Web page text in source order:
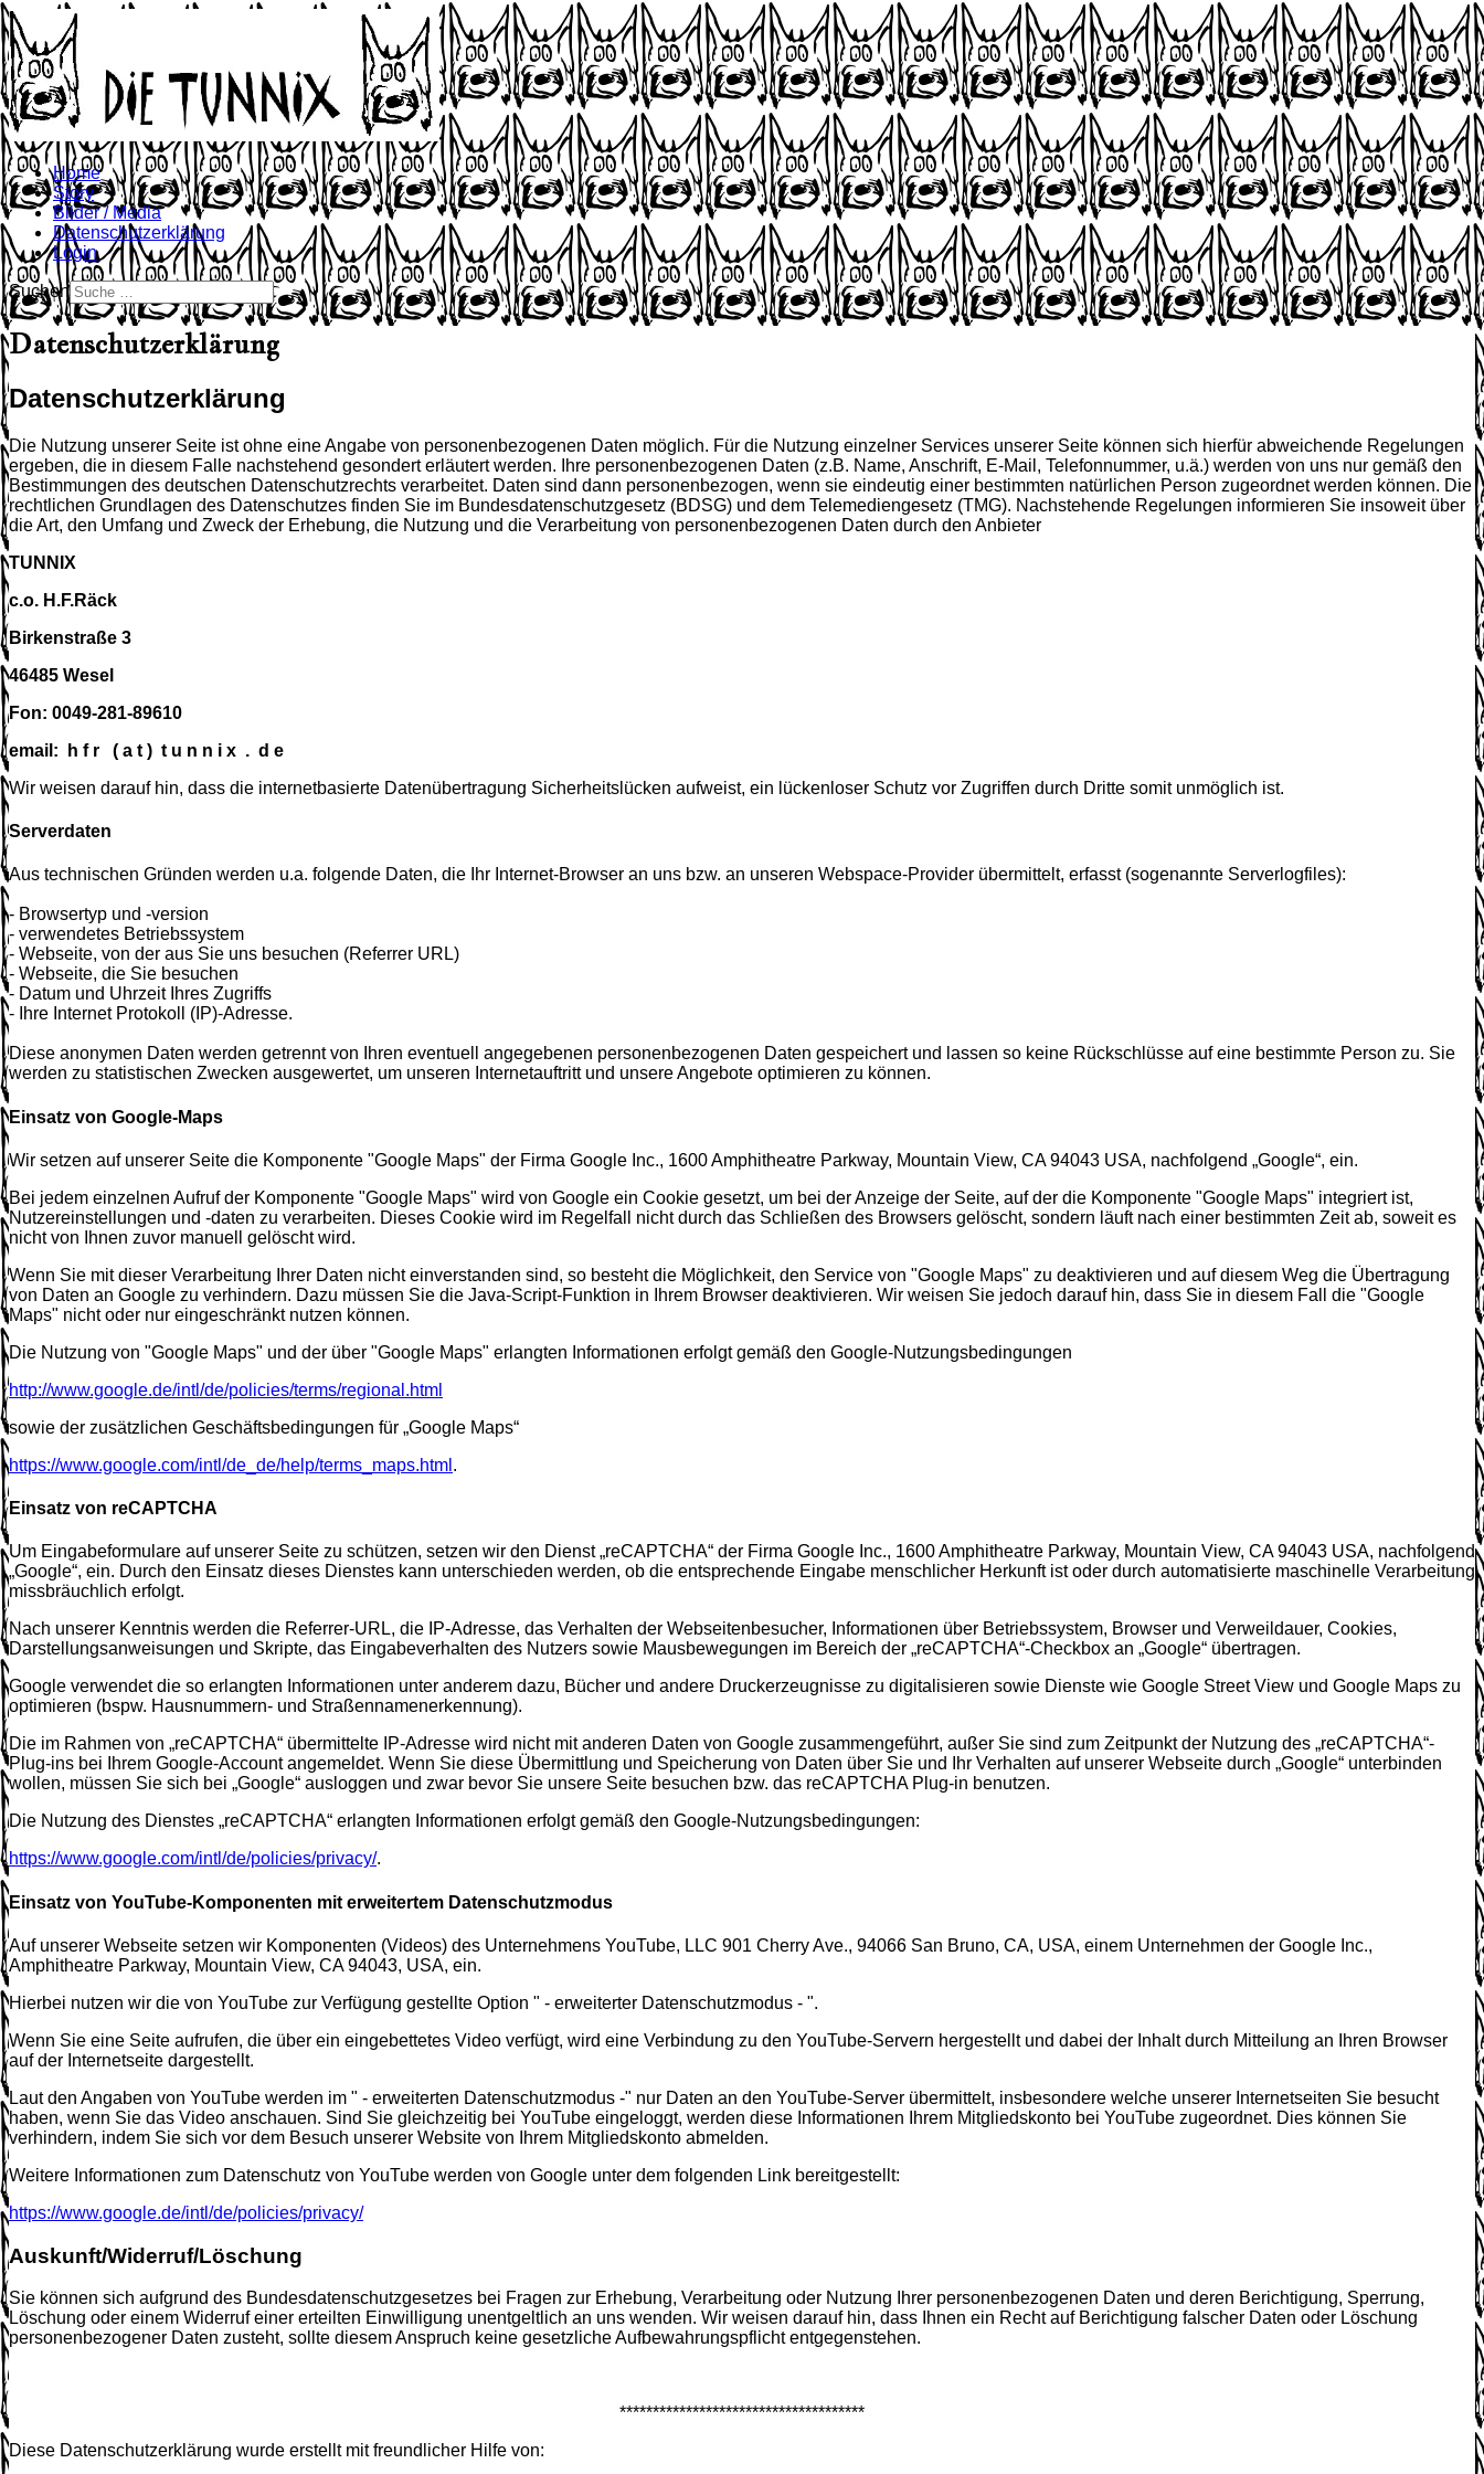
Home
Story
Bilder / Media
Datenschutzerklärung
Login
Suchen
Datenschutzerklärung
Datenschutzerklärung
Die Nutzung unserer Seite ist ohne eine Angabe von personenbezogenen Daten möglich. Für die Nutzung einzelner Services unserer Seite können sich hierfür abweichende Regelungen
ergeben, die in diesem Falle nachstehend gesondert erläutert werden. Ihre personenbezogenen Daten (z.B. Name, Anschrift, E-Mail, Telefonnummer, u.ä.) werden von uns nur gemäß den
Bestimmungen des deutschen Datenschutzrechts verarbeitet. Daten sind dann personenbezogen, wenn sie eindeutig einer bestimmten natürlichen Person zugeordnet werden können. Die
rechtlichen Grundlagen des Datenschutzes finden Sie im Bundesdatenschutzgesetz (BDSG) und dem Telemediengesetz (TMG). Nachstehende Regelungen informieren Sie insoweit über
die Art, den Umfang und Zweck der Erhebung, die Nutzung und die Verarbeitung von personenbezogenen Daten durch den Anbieter
TUNNIX
c.o. H.F.Räck
Birkenstraße 3
46485 Wesel
Fon: 0049-281-89610
email: h f r ( a t ) t u n n i x . d e
Wir weisen darauf hin, dass die internetbasierte Datenübertragung Sicherheitslücken aufweist, ein lückenloser Schutz vor Zugriffen durch Dritte somit unmöglich ist.
Serverdaten
Aus technischen Gründen werden u.a. folgende Daten, die Ihr Internet-Browser an uns bzw. an unseren Webspace-Provider übermittelt, erfasst (sogenannte Serverlogfiles):
- Browsertyp und -version
- verwendetes Betriebssystem
- Webseite, von der aus Sie uns besuchen (Referrer URL)
- Webseite, die Sie besuchen
- Datum und Uhrzeit Ihres Zugriffs
- Ihre Internet Protokoll (IP)-Adresse.
Diese anonymen Daten werden getrennt von Ihren eventuell angegebenen personenbezogenen Daten gespeichert und lassen so keine Rückschlüsse auf eine bestimmte Person zu. Sie
werden zu statistischen Zwecken ausgewertet, um unseren Internetauftritt und unsere Angebote optimieren zu können.
Einsatz von Google-Maps
Wir setzen auf unserer Seite die Komponente "Google Maps" der Firma Google Inc., 1600 Amphitheatre Parkway, Mountain View, CA 94043 USA, nachfolgend „Google“, ein.
Bei jedem einzelnen Aufruf der Komponente "Google Maps" wird von Google ein Cookie gesetzt, um bei der Anzeige der Seite, auf der die Komponente "Google Maps" integriert ist,
Nutzereinstellungen und -daten zu verarbeiten. Dieses Cookie wird im Regelfall nicht durch das Schließen des Browsers gelöscht, sondern läuft nach einer bestimmten Zeit ab, soweit es
nicht von Ihnen zuvor manuell gelöscht wird.
Wenn Sie mit dieser Verarbeitung Ihrer Daten nicht einverstanden sind, so besteht die Möglichkeit, den Service von "Google Maps" zu deaktivieren und auf diesem Weg die Übertragung
von Daten an Google zu verhindern. Dazu müssen Sie die Java-Script-Funktion in Ihrem Browser deaktivieren. Wir weisen Sie jedoch darauf hin, dass Sie in diesem Fall die "Google
Maps" nicht oder nur eingeschränkt nutzen können.
Die Nutzung von "Google Maps" und der über "Google Maps" erlangten Informationen erfolgt gemäß den Google-Nutzungsbedingungen
http://www.google.de/intl/de/policies/terms/regional.html
sowie der zusätzlichen Geschäftsbedingungen für „Google Maps“
https://www.google.com/intl/de_de/help/terms_maps.html .
Einsatz von reCAPTCHA
Um Eingabeformulare auf unserer Seite zu schützen, setzen wir den Dienst „reCAPTCHA“ der Firma Google Inc., 1600 Amphitheatre Parkway, Mountain View, CA 94043 USA, nachfolgend
„Google“, ein. Durch den Einsatz dieses Dienstes kann unterschieden werden, ob die entsprechende Eingabe menschlicher Herkunft ist oder durch automatisierte maschinelle Verarbeitung
missbräuchlich erfolgt.
Nach unserer Kenntnis werden die Referrer-URL, die IP-Adresse, das Verhalten der Webseitenbesucher, Informationen über Betriebssystem, Browser und Verweildauer, Cookies,
Darstellungsanweisungen und Skripte, das Eingabeverhalten des Nutzers sowie Mausbewegungen im Bereich der „reCAPTCHA“-Checkbox an „Google“ übertragen.
Google verwendet die so erlangten Informationen unter anderem dazu, Bücher und andere Druckerzeugnisse zu digitalisieren sowie Dienste wie Google Street View und Google Maps zu
optimieren (bspw. Hausnummern- und Straßennamenerkennung).
Die im Rahmen von „reCAPTCHA“ übermittelte IP-Adresse wird nicht mit anderen Daten von Google zusammengeführt, außer Sie sind zum Zeitpunkt der Nutzung des „reCAPTCHA“-
Plug-ins bei Ihrem Google-Account angemeldet. Wenn Sie diese Übermittlung und Speicherung von Daten über Sie und Ihr Verhalten auf unserer Webseite durch „Google“ unterbinden
wollen, müssen Sie sich bei „Google“ ausloggen und zwar bevor Sie unsere Seite besuchen bzw. das reCAPTCHA Plug-in benutzen.
Die Nutzung des Dienstes „reCAPTCHA“ erlangten Informationen erfolgt gemäß den Google-Nutzungsbedingungen:
https://www.google.com/intl/de/policies/privacy/.
Einsatz von YouTube-Komponenten mit erweitertem Datenschutzmodus
Auf unserer Webseite setzen wir Komponenten (Videos) des Unternehmens YouTube, LLC 901 Cherry Ave., 94066 San Bruno, CA, USA, einem Unternehmen der Google Inc.,
Amphitheatre Parkway, Mountain View, CA 94043, USA, ein.
Hierbei nutzen wir die von YouTube zur Verfügung gestellte Option " - erweiterter Datenschutzmodus - ".
Wenn Sie eine Seite aufrufen, die über ein eingebettetes Video verfügt, wird eine Verbindung zu den YouTube-Servern hergestellt und dabei der Inhalt durch Mitteilung an Ihren Browser
auf der Internetseite dargestellt.
Laut den Angaben von YouTube werden im " - erweiterten Datenschutzmodus -" nur Daten an den YouTube-Server übermittelt, insbesondere welche unserer Internetseiten Sie besucht
haben, wenn Sie das Video anschauen. Sind Sie gleichzeitig bei YouTube eingeloggt, werden diese Informationen Ihrem Mitgliedskonto bei YouTube zugeordnet. Dies können Sie
verhindern, indem Sie sich vor dem Besuch unserer Website von Ihrem Mitgliedskonto abmelden.
Weitere Informationen zum Datenschutz von YouTube werden von Google unter dem folgenden Link bereitgestellt:
https://www.google.de/intl/de/policies/privacy/
Auskunft/Widerruf/Löschung
Sie können sich aufgrund des Bundesdatenschutzgesetzes bei Fragen zur Erhebung, Verarbeitung oder Nutzung Ihrer personenbezogenen Daten und deren Berichtigung, Sperrung,
Löschung oder einem Widerruf einer erteilten Einwilligung unentgeltlich an uns wenden. Wir weisen darauf hin, dass Ihnen ein Recht auf Berichtigung falscher Daten oder Löschung
personenbezogener Daten zusteht, sollte diesem Anspruch keine gesetzliche Aufbewahrungspflicht entgegenstehen.
*************************************
Diese Datenschutzerklärung wurde erstellt mit freundlicher Hilfe von: